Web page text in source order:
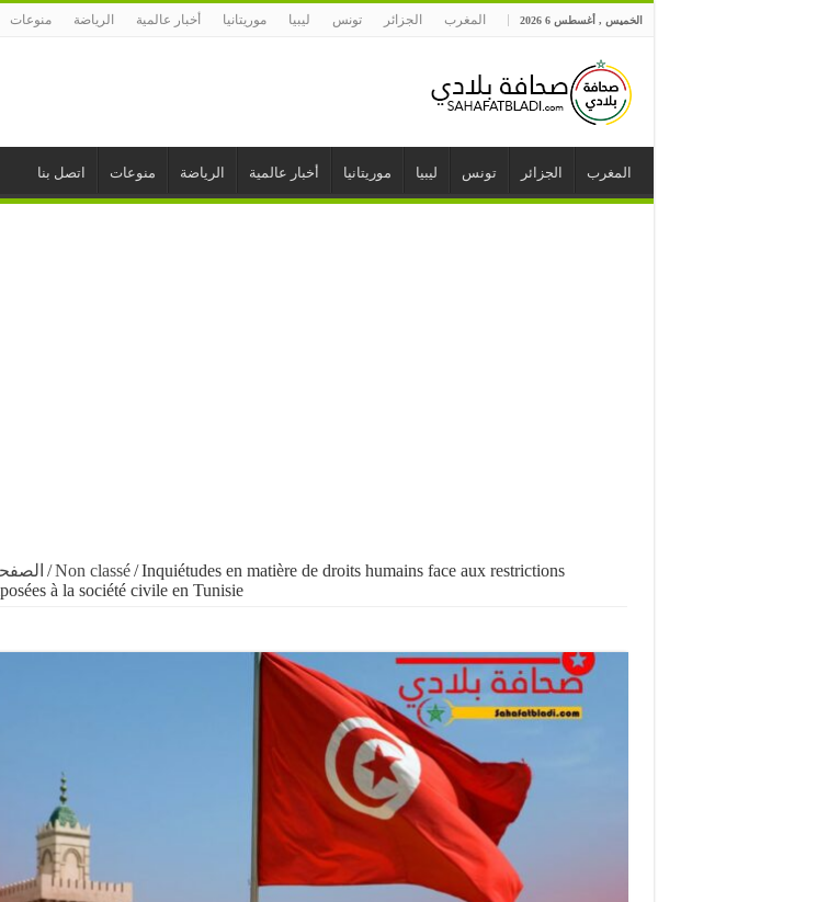
الخميس , أغسطس 6 2026 المغرب الجزائر تونس ليبيا موريتانيا أخبار عالمية الرياضة منوعات
المغرب الجزائر تونس ليبيا موريتانيا أخبار عالمية الرياضة منوعات اتصل بنا
/ Non classé / Inquiétudes en matière de droits humains face aux restrictions
à la société civile en Tunisie